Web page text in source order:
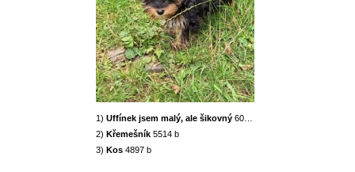
1) Uffínek jsem malý, ale šikovný 6063 b
2) Křemešník 5514 b
3) Kos 4897 b